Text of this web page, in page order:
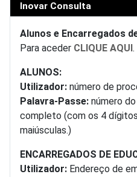
Inovar Consulta
Alunos e Encarregados
Para aceder CLIQUE AQUI .
ALUNOS:
Utilizador: número de
Palavra-Passe: número
completo (com os 4
maiúsculas.)
ENCARREGADOS DE
Utilizador: Endereço de